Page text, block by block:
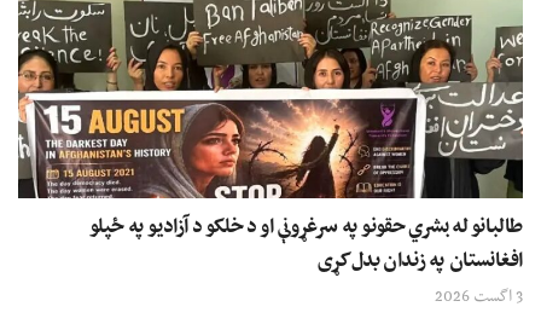
طالبانو له بشري حقونو په سرغړونې او د خلکو د آزادیو په ځپلو
افغانستان په زندان بدل کړی
3 اگست 2026